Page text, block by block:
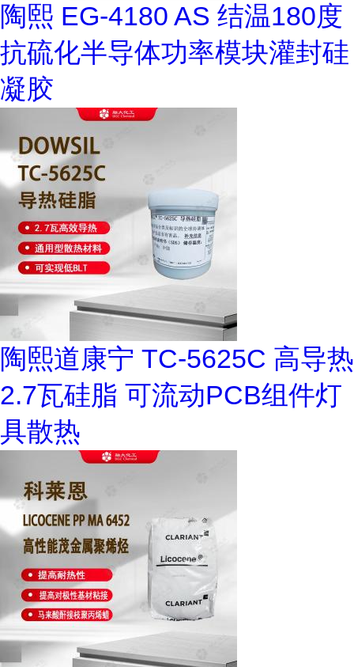
陶熙 EG-4180 AS 结温180度
抗硫化半导体功率模块灌封硅
凝胶
陶熙道康宁 TC-5625C 高导热
2.7瓦硅脂 可流动PCB组件灯
具散热